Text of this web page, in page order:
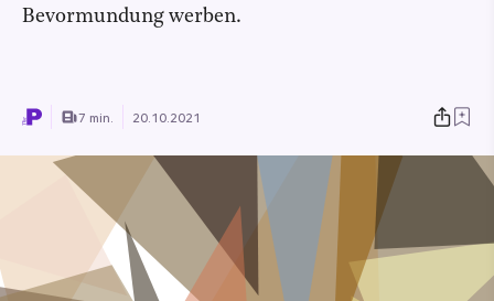
Bevormundung werben.
7 min. 20.10.2021